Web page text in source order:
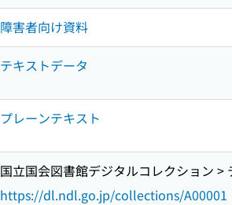
障害者向け資料
テキストデータ
プレーンテキスト
国立国会図書館デジタルコレクション >
https://dl.ndl.go.jp/collections/A00001